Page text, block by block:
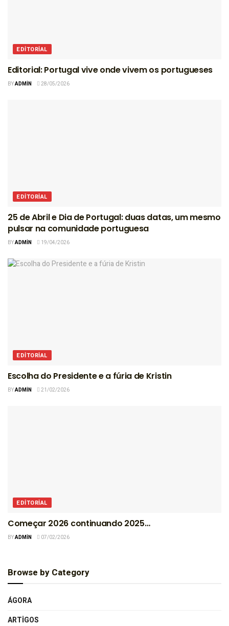
EDITORIAL
Editorial: Portugal vive onde vivem os portugueses
BYADMIN 28/05/2026
EDITORIAL
25 de Abril e Dia de Portugal: duas datas, um mesmo
pulsar na comunidade portuguesa
BYADMIN 19/04/2026
EDITORIAL
Escolha do Presidente e a fúria de Kristin
BYADMIN 21/02/2026
EDITORIAL
Começar 2026 continuando 2025…
BYADMIN 07/02/2026
Browse by Category
ÁGORA
ARTIGOS